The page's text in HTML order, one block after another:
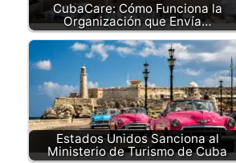
CubaCare: Cómo Funciona la
Organización que Envía…
Estados Unidos Sanciona al
Ministerio de Turismo de Cuba